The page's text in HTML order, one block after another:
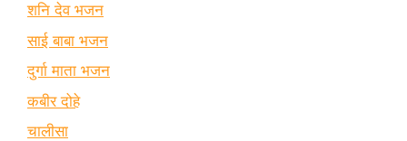
शनि देव भजन
साई बाबा भजन
दुर्गा माता भजन
कबीर दोहे
चालीसा